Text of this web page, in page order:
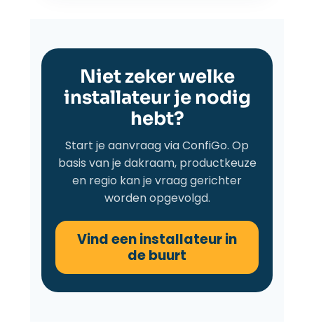
Niet zeker welke
installateur je nodig
hebt?
Start je aanvraag via ConfiGo. Op
basis van je dakraam, productkeuze
en regio kan je vraag gerichter
worden opgevolgd.
Vind een installateur in
de buurt